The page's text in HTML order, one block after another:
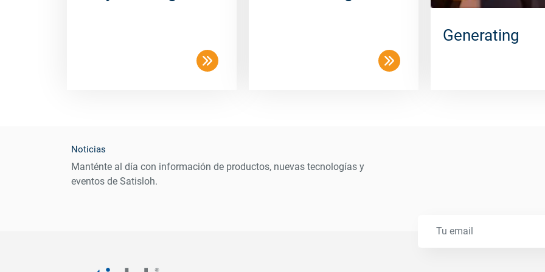
Generating
Noticias
Manténte al día con información de productos, nuevas tecnologías y
eventos de Satisloh.